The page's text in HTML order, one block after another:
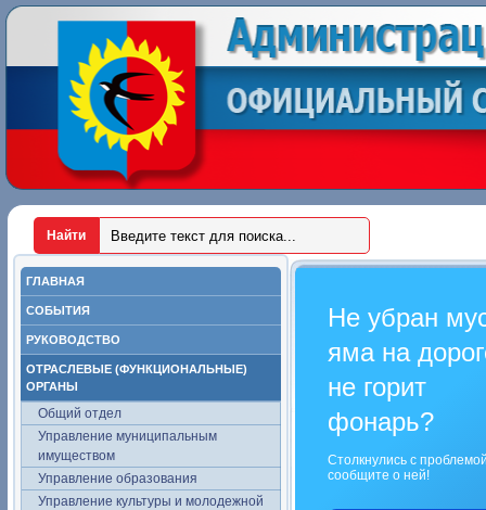
ГЛАВНАЯ
СОБЫТИЯ
РУКОВОДСТВО
ОТРАСЛЕВЫЕ (ФУНКЦИОНАЛЬНЫЕ)
ОРГАНЫ
Общий отдел
Управление муниципальным
имуществом
Управление образования
Управление культуры и молодежной
Не убран
яма на
не горит
фонарь?
Столкнулись с
сообщите о ней!